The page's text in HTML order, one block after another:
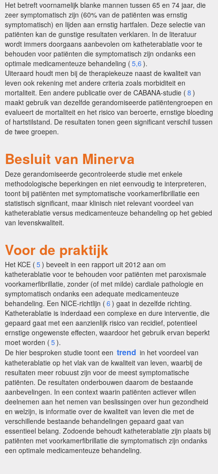
Het betreft voornamelijk blanke mannen tussen 65 en 74 jaar, die
zeer symptomatisch zijn (60% van de patiënten was ernstig
symptomatisch) en lijden aan ernstig hartfalen. Deze selectie van
patiënten kan de gunstige resultaten verklaren. In de literatuur
wordt immers doorgaans aanbevolen om katheterablatie voor te
behouden voor patiënten die symptomatisch zijn ondanks een
optimale medicamenteuze behandeling ( 5,6 ).
Uiteraard houdt men bij de therapiekeuze naast de kwaliteit van
leven ook rekening met andere criteria zoals morbiditeit en
mortaliteit. Een andere publicatie over de CABANA-studie ( 8 )
maakt gebruik van dezelfde gerandomiseerde patiëntengroepen en
evalueert de mortaliteit en het risico van beroerte, ernstige bloeding
of hartstilstand. De resultaten tonen geen significant verschil tussen
de twee groepen.
Besluit van Minerva
Deze gerandomiseerde gecontroleerde studie met enkele
methodologische beperkingen en niet eenvoudig te interpreteren,
toont bij patiënten met symptomatische voorkamerfibrillatie een
statistisch significant, maar klinisch niet relevant voordeel van
katheterablatie versus medicamenteuze behandeling op het gebied
van levenskwaliteit.
Voor de praktijk
Het KCE ( 5) beveelt in een rapport uit 2012 aan om
katheterablatie voor te behouden voor patiënten met paroxismale
voorkamerfibrillatie, zonder (of met milde) cardiale pathologie en
symptomatisch ondanks een adequate medicamenteuze
behandeling. Een NICE-richtlijn ( 6 ) gaat in dezelfde richting.
Katheterablatie is inderdaad een complexe en dure interventie, die
gepaard gaat met een aanzienlijk risico van recidief, potentieel
ernstige ongewenste effecten, waardoor het gebruik ervan beperkt
moet worden ( 5).
De hier besproken studie toont een trend in het voordeel van
katheterablatie op het vlak van de kwaliteit van leven, waarbij de
resultaten meer robuust zijn voor de meest symptomatische
patiënten. De resultaten onderbouwen daarom de bestaande
aanbevelingen. In een context waarin patiënten actiever willen
deelnemen aan het nemen van beslissingen over hun gezondheid
en welzijn, is informatie over de kwaliteit van leven die met de
verschillende bestaande behandelingen gepaard gaat van
essentieel belang. Zodoende behoudt katheterablatie zijn plaats bij
patiënten met voorkamerfibrillatie die symptomatisch zijn ondanks
een optimale medicamenteuze behandeling.